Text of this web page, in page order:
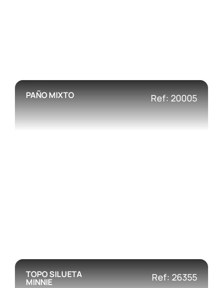
PAÑO MIXTO Ref: 20005
TOPO SILUETA
MINNIE Ref: 26355